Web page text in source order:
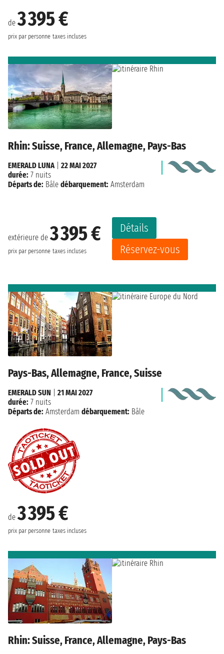
de3 395 €
prix par personne taxes incluses
Rhin: Suisse, France, Allemagne, Pays-Bas
extérieure de3 395 €
prix par personne taxes incluses
Détails
Réservez-vous
EMERALD LUNA
22 MAI 2027
durée: 7 nuits
Départs de: Bâle débarquement: Amsterdam
Pays-Bas, Allemagne, France, Suisse
de3 395 €
prix par personne taxes incluses
EMERALD SUN
21 MAI 2027
durée: 7 nuits
Départs de: Amsterdam débarquement: Bâle
Rhin: Suisse, France, Allemagne, Pays-Bas